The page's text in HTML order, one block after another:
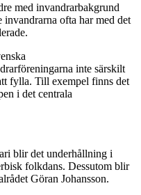
med invandrarbakgrund
invandrarna ofta har med det
inte särskilt
fylla. Till exempel finns det
i det centrala
blir det underhållning i
folkdans. Dessutom blir
Göran Johansson.